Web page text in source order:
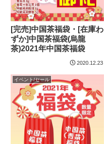
[完売]中国茶福袋・[在庫わ
ずか]中国茶福袋(烏龍
茶)2021年中国茶福袋
2020.12.23
イベント/セール